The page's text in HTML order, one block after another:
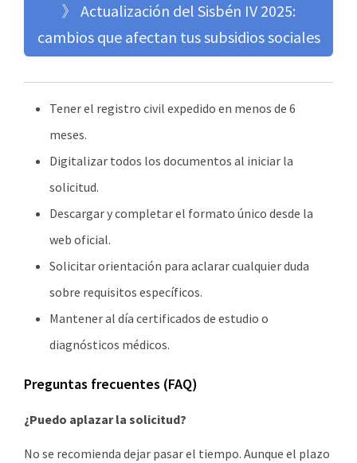
》 Actualización del Sisbén IV 2025:
cambios que afectan tus subsidios sociales
Tener el registro civil expedido en menos de 6
meses.
Digitalizar todos los documentos al iniciar la
solicitud.
Descargar y completar el formato único desde la
web oficial.
Solicitar orientación para aclarar cualquier duda
sobre requisitos específicos.
Mantener al día certificados de estudio o
diagnósticos médicos.
Preguntas frecuentes (FAQ)
¿Puedo aplazar la solicitud?
No se recomienda dejar pasar el tiempo. Aunque el plazo